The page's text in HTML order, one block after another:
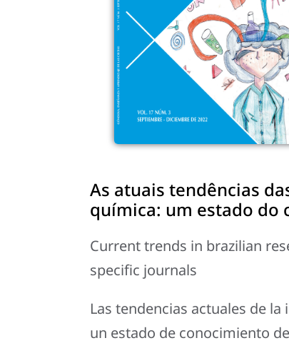
As atuais tendências
química: um estado do
Current trends in brazilian
specific journals
Las tendencias actuales de
un estado de conocimiento